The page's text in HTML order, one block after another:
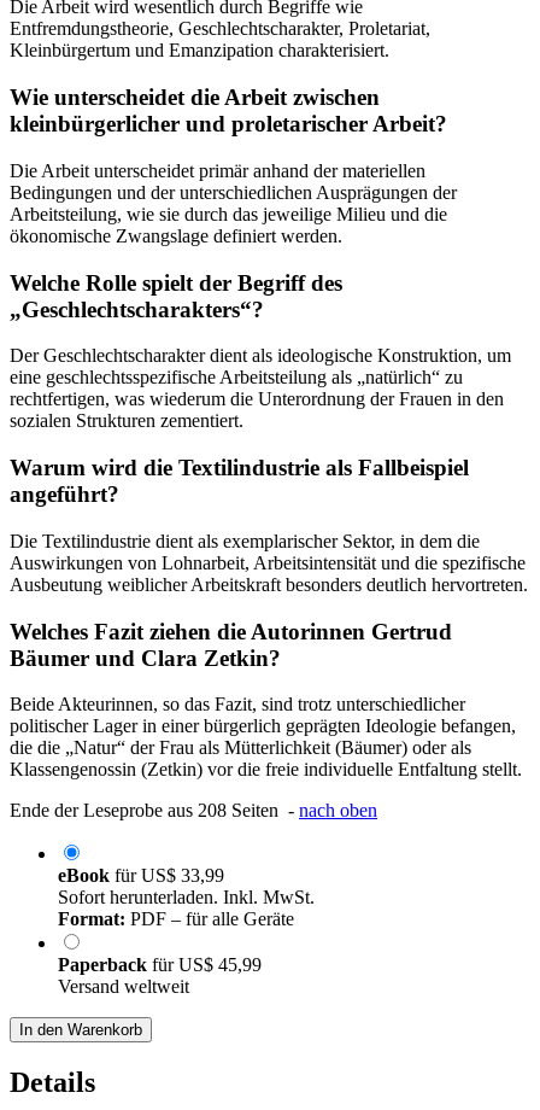
Die Arbeit wird wesentlich durch Begriffe wie
Entfremdungstheorie, Geschlechtscharakter, Proletariat,
Kleinbürgertum und Emanzipation charakterisiert.
Wie unterscheidet die Arbeit zwischen
kleinbürgerlicher und proletarischer Arbeit?
Die Arbeit unterscheidet primär anhand der materiellen
Bedingungen und der unterschiedlichen Ausprägungen der
Arbeitsteilung, wie sie durch das jeweilige Milieu und die
ökonomische Zwangslage definiert werden.
Welche Rolle spielt der Begriff des
„Geschlechtscharakters“?
Der Geschlechtscharakter dient als ideologische Konstruktion, um
eine geschlechtsspezifische Arbeitsteilung als „natürlich“ zu
rechtfertigen, was wiederum die Unterordnung der Frauen in den
sozialen Strukturen zementiert.
Warum wird die Textilindustrie als Fallbeispiel
angeführt?
Die Textilindustrie dient als exemplarischer Sektor, in dem die
Auswirkungen von Lohnarbeit, Arbeitsintensität und die spezifische
Ausbeutung weiblicher Arbeitskraft besonders deutlich hervortreten.
Welches Fazit ziehen die Autorinnen Gertrud
Bäumer und Clara Zetkin?
Beide Akteurinnen, so das Fazit, sind trotz unterschiedlicher
politischer Lager in einer bürgerlich geprägten Ideologie befangen,
die die „Natur“ der Frau als Mütterlichkeit (Bäumer) oder als
Klassengenossin (Zetkin) vor die freie individuelle Entfaltung stellt.
Ende der Leseprobe aus 208 Seiten - nach oben
eBook fürUS$ 33,99
Sofort herunterladen. Inkl. MwSt.
Format: PDF – für alle Geräte
Paperback fürUS$ 45,99
Versand weltweit
In den Warenkorb
Details